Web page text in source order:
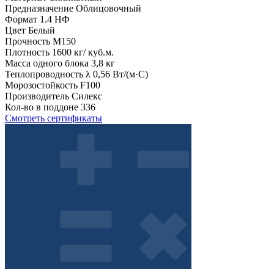
Предназначение Облицовочный
Формат 1.4 НФ
Цвет Белый
Прочность М150
Плотность 1600 кг/ куб.м.
Масса одного блока 3,8 кг
Теплопроводность λ 0,56 Вт/(м·С)
Морозостойкость F100
Производитель Силекс
Кол-во в поддоне 336
Смотреть сертификаты